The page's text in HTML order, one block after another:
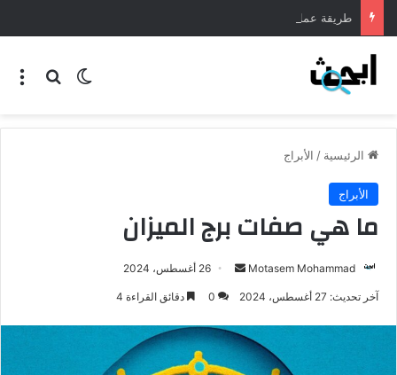
طريقة عمل المنسف الاردني
الرئيسية / الأبراج
الأبراج
ما هي صفات برج الميزان
Motasem Mohammad 26 أغسطس، 2024
آخر تحديث: 27 أغسطس، 2024 0 دقائق القراءة 4